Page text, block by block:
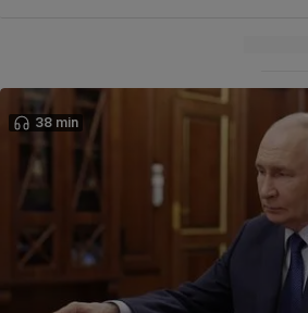
38 min